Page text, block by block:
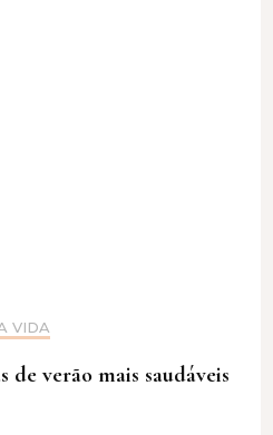
VIDA
de verão mais saudáveis